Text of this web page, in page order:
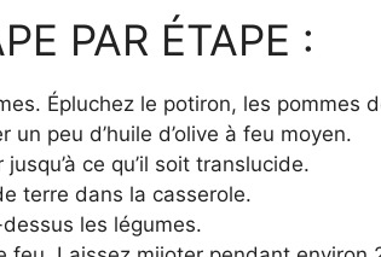
PAR ÉTAPE :
Épluchez le potiron, les pommes
peu d’huile d’olive à feu moyen.
ce qu’il soit translucide.
terre dans la casserole.
les légumes.